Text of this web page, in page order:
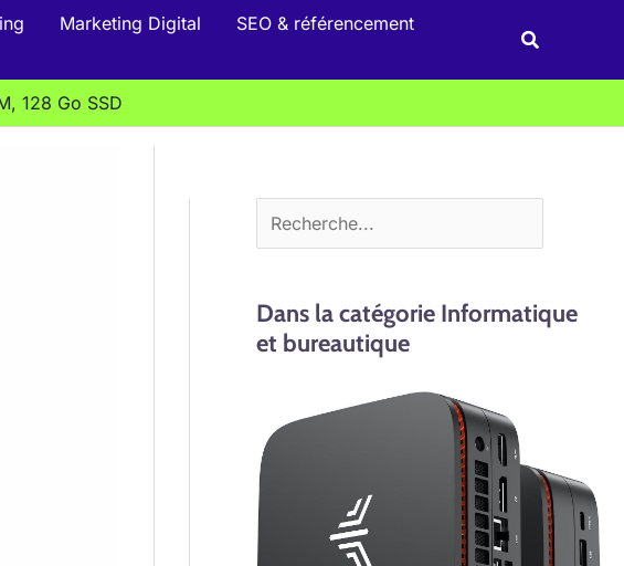
Marketing Digital
SEO & référencement
128 Go SSD
R
h
r
e
r
Dans la catégorie Informatique
et bureautique